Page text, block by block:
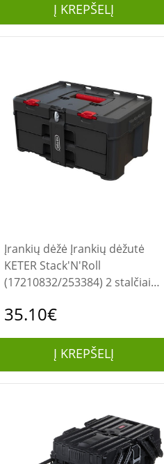
Į KREPŠELĮ
Įrankių dėžė Įrankių dėžutė
KETER Stack'N'Roll
(17210832/253384) 2 stalčiai
35.10€
Į KREPŠELĮ